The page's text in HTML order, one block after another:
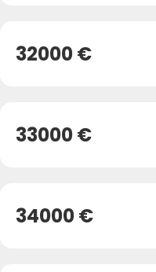
32000 €
33000 €
34000 €